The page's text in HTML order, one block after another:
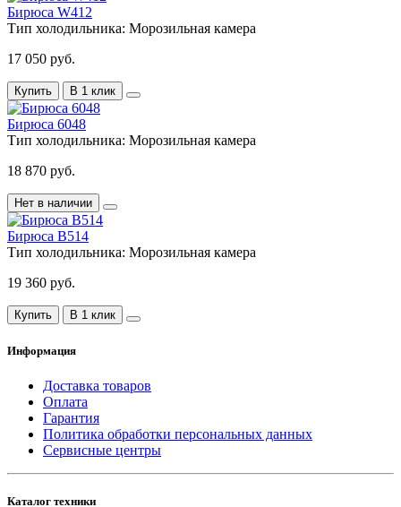
Бирюса W412
Тип холодильника: Морозильная камера
17 050 руб.
Купить В 1 клик
Бирюса 6048
Тип холодильника: Морозильная камера
18 870 руб.
Нет в наличии
Бирюса B514
Тип холодильника: Морозильная камера
19 360 руб.
Купить В 1 клик
Информация
Доставка товаров
Оплата
Гарантия
Политика обработки персональных данных
Сервисные центры
Каталог техники